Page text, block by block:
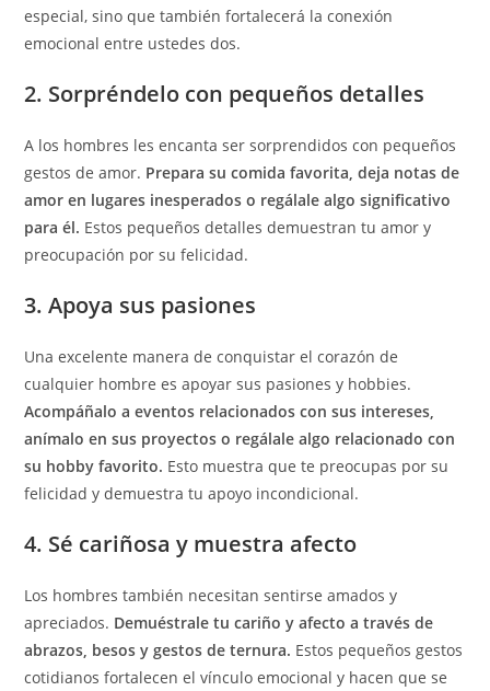
especial, sino que también fortalecerá la conexión
emocional entre ustedes dos.
2. Sorpréndelo con pequeños detalles
A los hombres les encanta ser sorprendidos con pequeños
gestos de amor. Prepara su comida favorita, deja notas de
amor en lugares inesperados o regálale algo significativo
para él. Estos pequeños detalles demuestran tu amor y
preocupación por su felicidad.
3. Apoya sus pasiones
Una excelente manera de conquistar el corazón de
cualquier hombre es apoyar sus pasiones y hobbies.
Acompáñalo a eventos relacionados con sus intereses,
anímalo en sus proyectos o regálale algo relacionado con
su hobby favorito. Esto muestra que te preocupas por su
felicidad y demuestra tu apoyo incondicional.
4. Sé cariñosa y muestra afecto
Los hombres también necesitan sentirse amados y
apreciados. Demuéstrale tu cariño y afecto a través de
abrazos, besos y gestos de ternura. Estos pequeños gestos
cotidianos fortalecen el vínculo emocional y hacen que se